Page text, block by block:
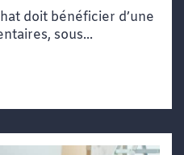
doit bénéficier d’une
sous...